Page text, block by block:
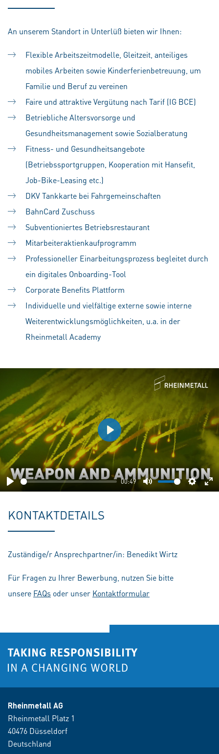
An unserem Standort in Unterlüß bieten wir Ihnen:
Flexible Arbeitszeitmodelle, Gleitzeit, anteiliges
mobiles Arbeiten sowie Kinderferienbetreuung, um
Familie und Beruf zu vereinen
Faire und attraktive Vergütung nach Tarif (IG BCE)
Betriebliche Altersvorsorge und
Gesundheitsmanagement sowie Sozialberatung
Fitness- und Gesundheitsangebote
(Betriebssportgruppen, Kooperation mit Hansefit,
Job-Bike-Leasing etc.)
DKV Tankkarte bei Fahrgemeinschaften
BahnCard Zuschuss
Subventioniertes Betriebsrestaurant
Mitarbeiteraktienkaufprogramm
Professioneller Einarbeitungsprozess begleitet durch
ein digitales Onboarding-Tool
Corporate Benefits Plattform
Individuelle und vielfältige externe sowie interne
Weiterentwicklungsmöglichkeiten, u.a. in der
Rheinmetall Academy
Play
00:49
Mute
Play
KONTAKTDETAILS
Zuständige/r Ansprechpartner/in: Benedikt Wirtz
Für Fragen zu Ihrer Bewerbung, nutzen Sie bitte
unsere FAQs oder unser Kontaktformular
Rheinmetall AG
Rheinmetall Platz 1
40476 Düsseldorf
Deutschland